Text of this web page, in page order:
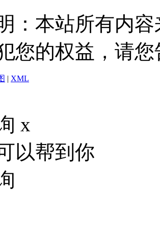
：本站所有内
您的权益，请
| XML
x
以帮到你